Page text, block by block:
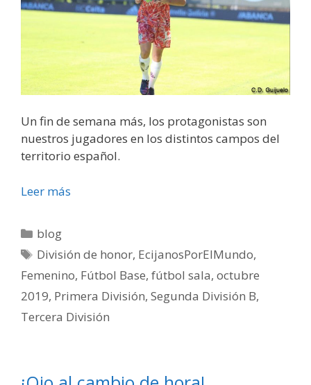
Un fin de semana más, los protagonistas son
nuestros jugadores en los distintos campos del
territorio español.
Leer más
blog
División de honor, EcijanosPorElMundo,
Femenino, Fútbol Base, fútbol sala, octubre
2019, Primera División, Segunda División B,
Tercera División